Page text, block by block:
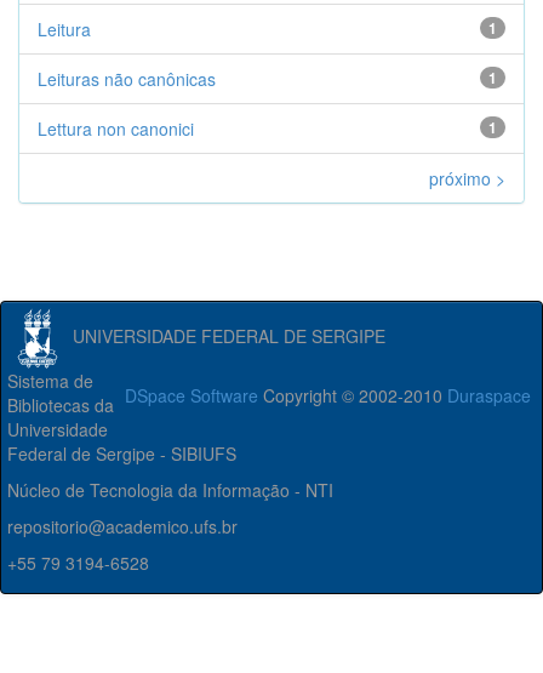
1
Leitura
1
Leituras não canônicas
1
Lettura non canonici
próximo >
UNIVERSIDADE FEDERAL DE SERGIPE
DSpace Software Copyright © 2002-2010 Duraspace
Sistema de
Bibliotecas da
Universidade
Federal de Sergipe - SIBIUFS
Núcleo de Tecnologia da Informação - NTI
repositorio@academico.ufs.br
+55 79 3194-6528